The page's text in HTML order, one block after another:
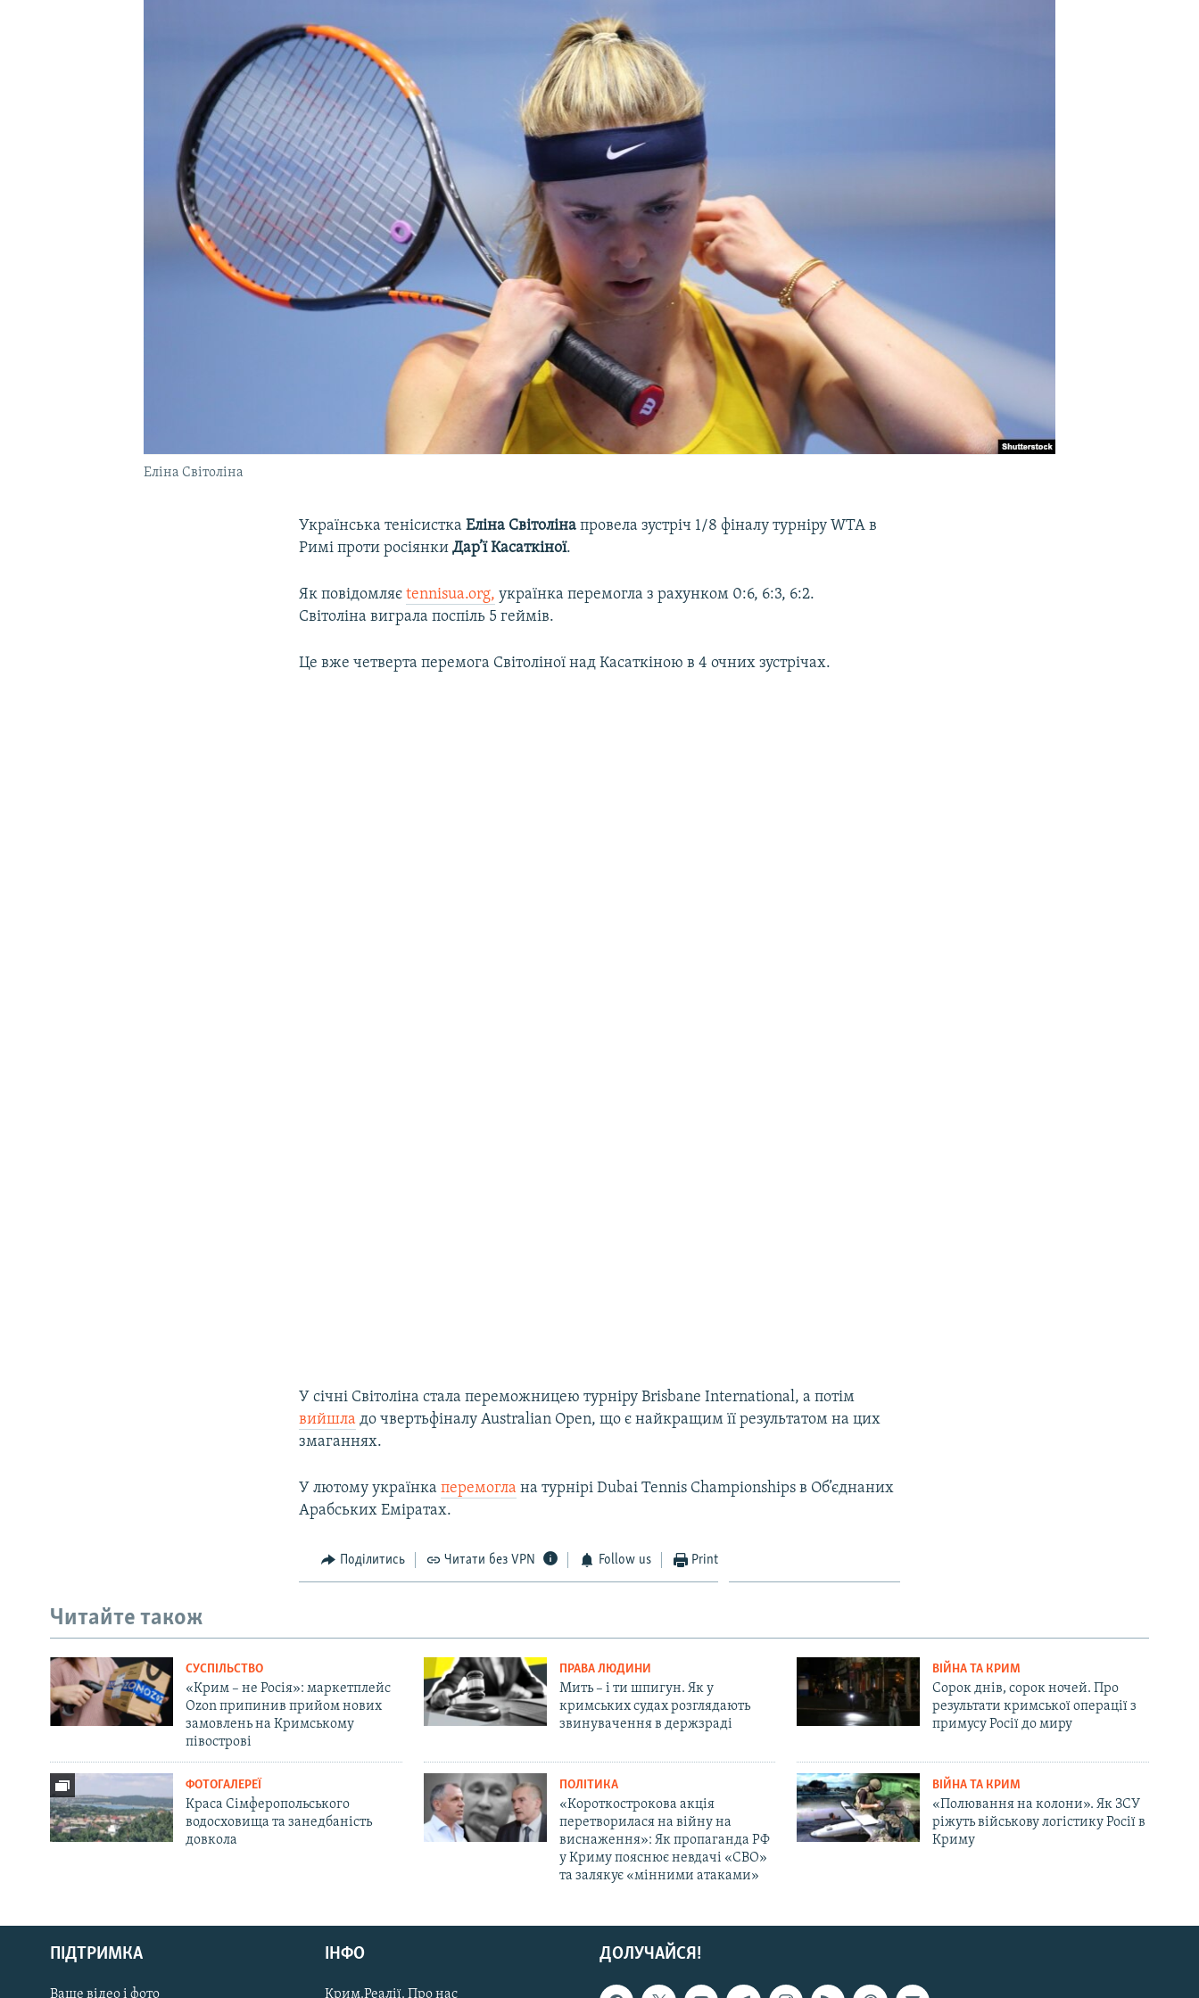
Русский
Qırımtatar
Еліна Світоліна
Українська тенісисткаЕліна Світоліна провела зустріч 1/8 фіналу турніру WTA в
Римі проти росіянкиДар’ї Касаткіної.
Як повідомляєtennisua.org, українка перемогла з рахунком 0:6, 6:3, 6:2.
Світоліна виграла поспіль 5 геймів.
Це вже четверта перемога Світоліної над Касаткіною в 4 очних зустрічах.
У січні Світоліна стала переможницею турніру Brisbane International, а потім
вийшла до чвертьфіналу Australian Open, що є найкращим її результатом на цих
змаганнях.
У лютому українкаперемогла на турнірі Dubai Tennis Championships в Об’єднаних
Арабських Еміратах.
Поділитись Читати без VPN Follow us Print
Читайте також
СУСПІЛЬСТВО
«Крим – не Росія»: маркетплейс
Ozon припинив прийом нових
замовлень на Кримському
півострові
ПРАВА ЛЮДИНИ
Мить – і ти шпигун. Як у
кримських судах розглядають
звинувачення в держзраді
ВІЙНА ТА КРИМ
Сорок днів, сорок ночей. Про
результати кримської операції з
примусу Росії до миру
ФОТОГАЛЕРЕЇ
Краса Сімферопольського
водосховища та занедбаність
довкола
ПОЛІТИКА
«Короткострокова акція
перетворилася на війну на
виснаження»: Як пропаганда РФ
у Криму пояснює невдачі «СВО»
та залякує «мінними атаками»
ВІЙНА ТА КРИМ
«Полювання на колони». Як ЗСУ
ріжуть військову логістику Росії в
Криму
ДОЛУЧАЙСЯ!
ПІДТРИМКА
Ваше відео і фото
ІНФО
Крим.Реалії. Про нас